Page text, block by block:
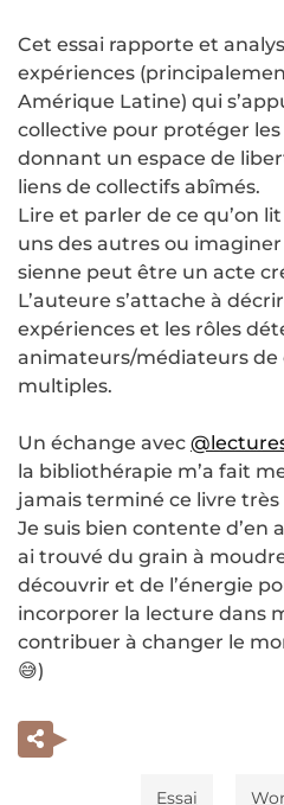
Cet essai rapporte et
expériences
Amérique Latine) qui
collective pour protéger
donnant un espace de
liens de collectifs abîmés.
Lire et parler de ce qu’on
uns des autres ou
sienne peut être un acte
L’auteure s’attache à
expériences et les rôles
animateurs/médiateurs de
multiples.
Un échange avec
la bibliothérapie m’a fait
jamais terminé ce livre
Je suis bien contente d’en
ai trouvé du grain à
découvrir et de l’énergie
incorporer la lecture dans
contribuer à changer le
😅)
Essai